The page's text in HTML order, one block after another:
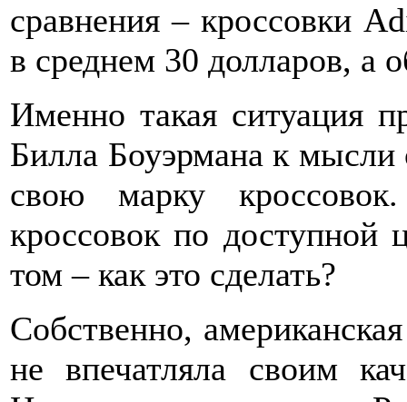
сравнения – кроссовки
в среднем 30 долларов, а
Именно такая ситуация
Билла Боуэрмана к мысли
свою марку
кроссовок по доступной
том – как это сделать?
Собственно,
не впечатляла своим